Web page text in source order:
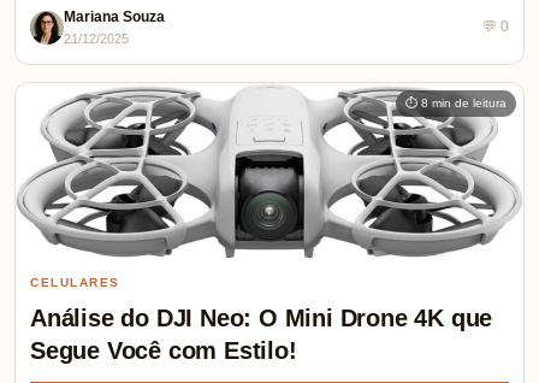
Mariana Souza
21/12/2025
💬 0
⏱ 8 min de leitura
CELULARES
Análise do DJI Neo: O Mini Drone 4K que
Segue Você com Estilo!